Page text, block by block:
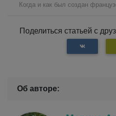
Когда и как был создан
Поделиться статьей с
Об авторе: